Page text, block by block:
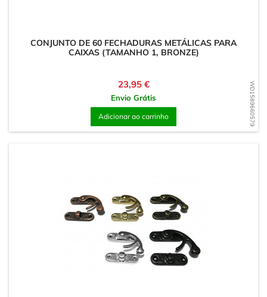
WD1589660579
CONJUNTO DE 60 FECHADURAS METÁLICAS PARA
CAIXAS (TAMANHO 1, BRONZE)
Preço
23,95 €
Envio Grátis
Adicionar ao carrinho